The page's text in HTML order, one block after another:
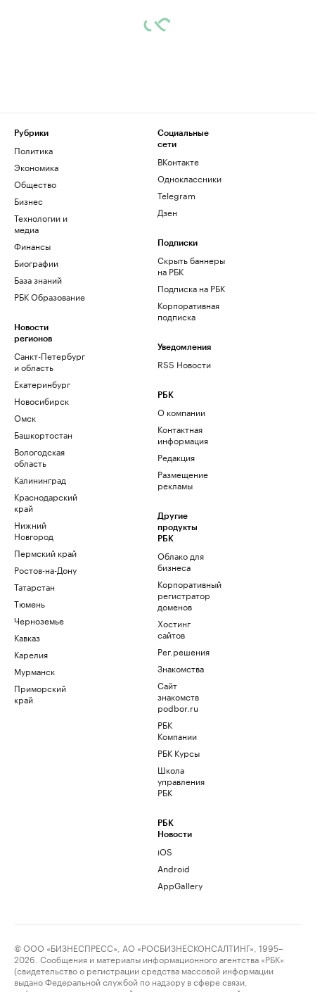
Рубрики
Политика
Экономика
Общество
Бизнес
Технологии и
медиа
Финансы
Биографии
База знаний
РБК Образование
Новости
регионов
Санкт-Петербург
и область
Екатеринбург
Новосибирск
Омск
Башкортостан
Вологодская
область
Калининград
Краснодарский
край
Нижний
Новгород
Пермский край
Ростов-на-Дону
Татарстан
Тюмень
Черноземье
Кавказ
Карелия
Мурманск
Приморский
край
Социальные
сети
ВКонтакте
Одноклассники
Telegram
Дзен
Подписки
Скрыть баннеры
на РБК
Подписка на РБК
Корпоративная
подписка
Уведомления
RSS Новости
РБК
О компании
Контактная
информация
Редакция
Размещение
рекламы
Другие
продукты
РБК
Облако для
бизнеса
Корпоративный
регистратор
доменов
Хостинг
сайтов
Рег.решения
Знакомства
Сайт
знакомств
podbor.ru
РБК
Компании
РБК Курсы
Школа
управления
РБК
РБК
Новости
iOS
Android
AppGallery
© ООО «БИЗНЕСПРЕСС», АО «РОСБИЗНЕСКОНСАЛТИНГ», 1995–
2026. Сообщения и материалы информационного агентства «РБК»
(свидетельство о регистрации средства массовой информации
выдано Федеральной службой по надзору в сфере связи,